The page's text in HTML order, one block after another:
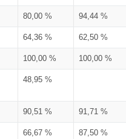
80,00 % 94,44 %
64,36 % 62,50 %
100,00 % 100,00 %
48,95 %
90,51 % 91,71 %
66,67 % 87,50 %